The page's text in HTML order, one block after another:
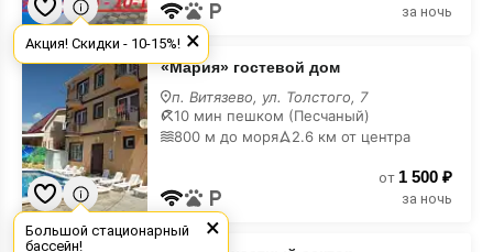
за ночь
«Мария»
гостевой
карте
«Мария» гостевой дом
п. Витязево, ул. Толстого, 7
10 мин пешком (Песчаный)
800 м до моря
2.6 км от центра
от 1 500 ₽
за ночь
«Арина»
×
Акция! Скидки - 10-15%!
×
Большой стационарный
бассейн!